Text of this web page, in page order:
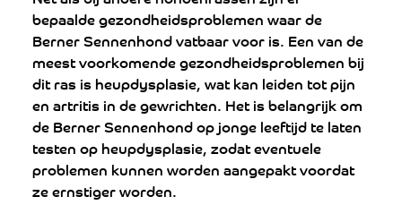
bepaalde gezondheidsproblemen waar de
Berner Sennenhond vatbaar voor is. Een van de
meest voorkomende gezondheidsproblemen bij
dit ras is heupdysplasie, wat kan leiden tot pijn
en artritis in de gewrichten. Het is belangrijk om
de Berner Sennenhond op jonge leeftijd te laten
testen op heupdysplasie, zodat eventuele
problemen kunnen worden aangepakt voordat
ze ernstiger worden.